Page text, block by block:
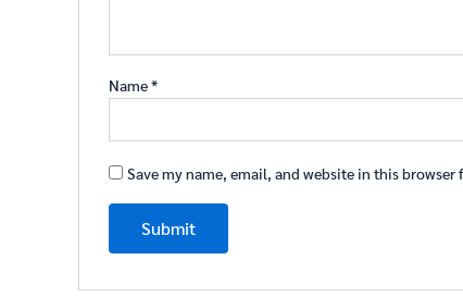
Name*
Save my name, email, and website in this